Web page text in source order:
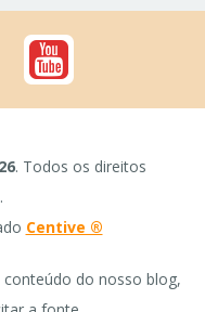
. Todos os direitos
Centive ®
do nosso blog,